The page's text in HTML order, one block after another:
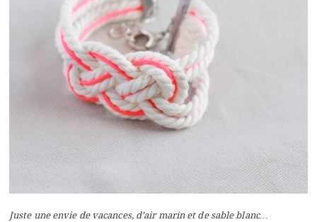
Juste une envie de vacances, d’air marin et de sable blanc…